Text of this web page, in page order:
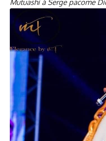
Mutuashi à Serge pacome